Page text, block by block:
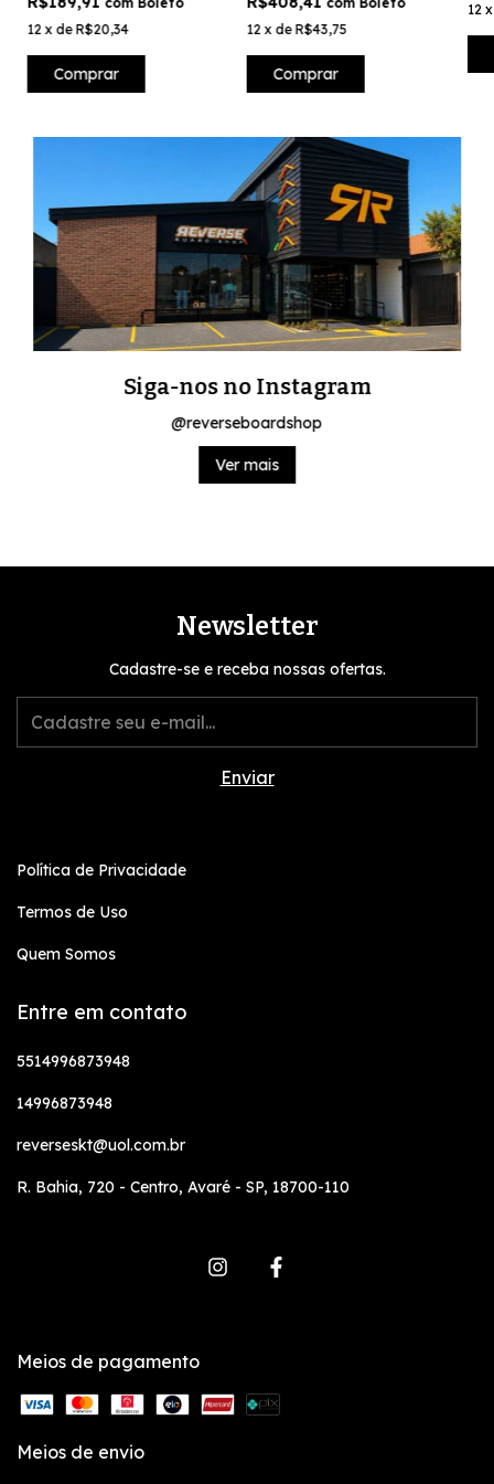
12 x de R$20,34
Comprar
12 xdeR$43,75
Comprar
12
Siga-nos no Instagram
@reverseboardshop
Ver mais
Newsletter
Cadastre-se e receba nossas ofertas.
Política de Privacidade
Termos de Uso
Quem Somos
Entre em contato
5514996873948
14996873948
reverseskt@uol.com.br
R. Bahia, 720 - Centro, Avaré - SP, 18700-110
Meios de pagamento
Meios de envio